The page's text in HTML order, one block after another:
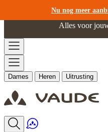
Nu nog meer
Ga naar de inhoud
Alles voor
Dames Heren Uitrusting